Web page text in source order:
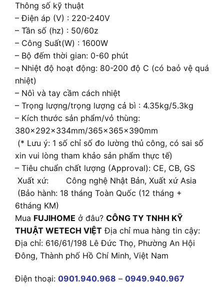
Thông số kỹ thuật
– Điện áp (V) : 220-240V
– Tần số (hz) : 50/60z
– Công Suất(W) : 1600W
– Bộ đếm thời gian: 0-60 phút
– Nhiệt độ hoạt động: 80-200 độ C (có baỏ vệ quá
nhiệt)
– Nôì và tay cầm cách nhiệt
– Trọng lượng/trọng lượng cả bì : 4.35kg/5.3kg
– Kích thước sản phẩm/vỏ thùng:
380×292×334mm/365×365×390mm
(* Lưu ý: 1 số chỉ số đo lường thủ công, có sai số
xin vui lòng tham khảo sản phẩm thực tế)
– Tiêu chuẩn chất lượng (Approval): CE, CB, GS
Xuất xứ: Công nghệ Nhật Bản, Xuất xứ Asia
(Bảo hành: 18 tháng Toàn Quốc (12 tháng +
6tháng KM)
Mua FUJIHOME ở đâu? CÔNG TY TNHH KỸ
THUẬT WETECH VIỆT Địa chỉ mua hàng tin cậy:
Địa chỉ: 616/61/198 Lê Đức Thọ, Phường An Hội
Đông, Thành phố Hồ Chí Minh, Việt Nam
Điện thoại: 0901.940.968 – 0949.940.967